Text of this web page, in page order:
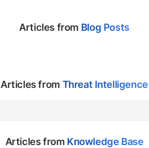
Articles from Blog Posts
Articles from Threat Intelligence
Articles from Knowledge Base